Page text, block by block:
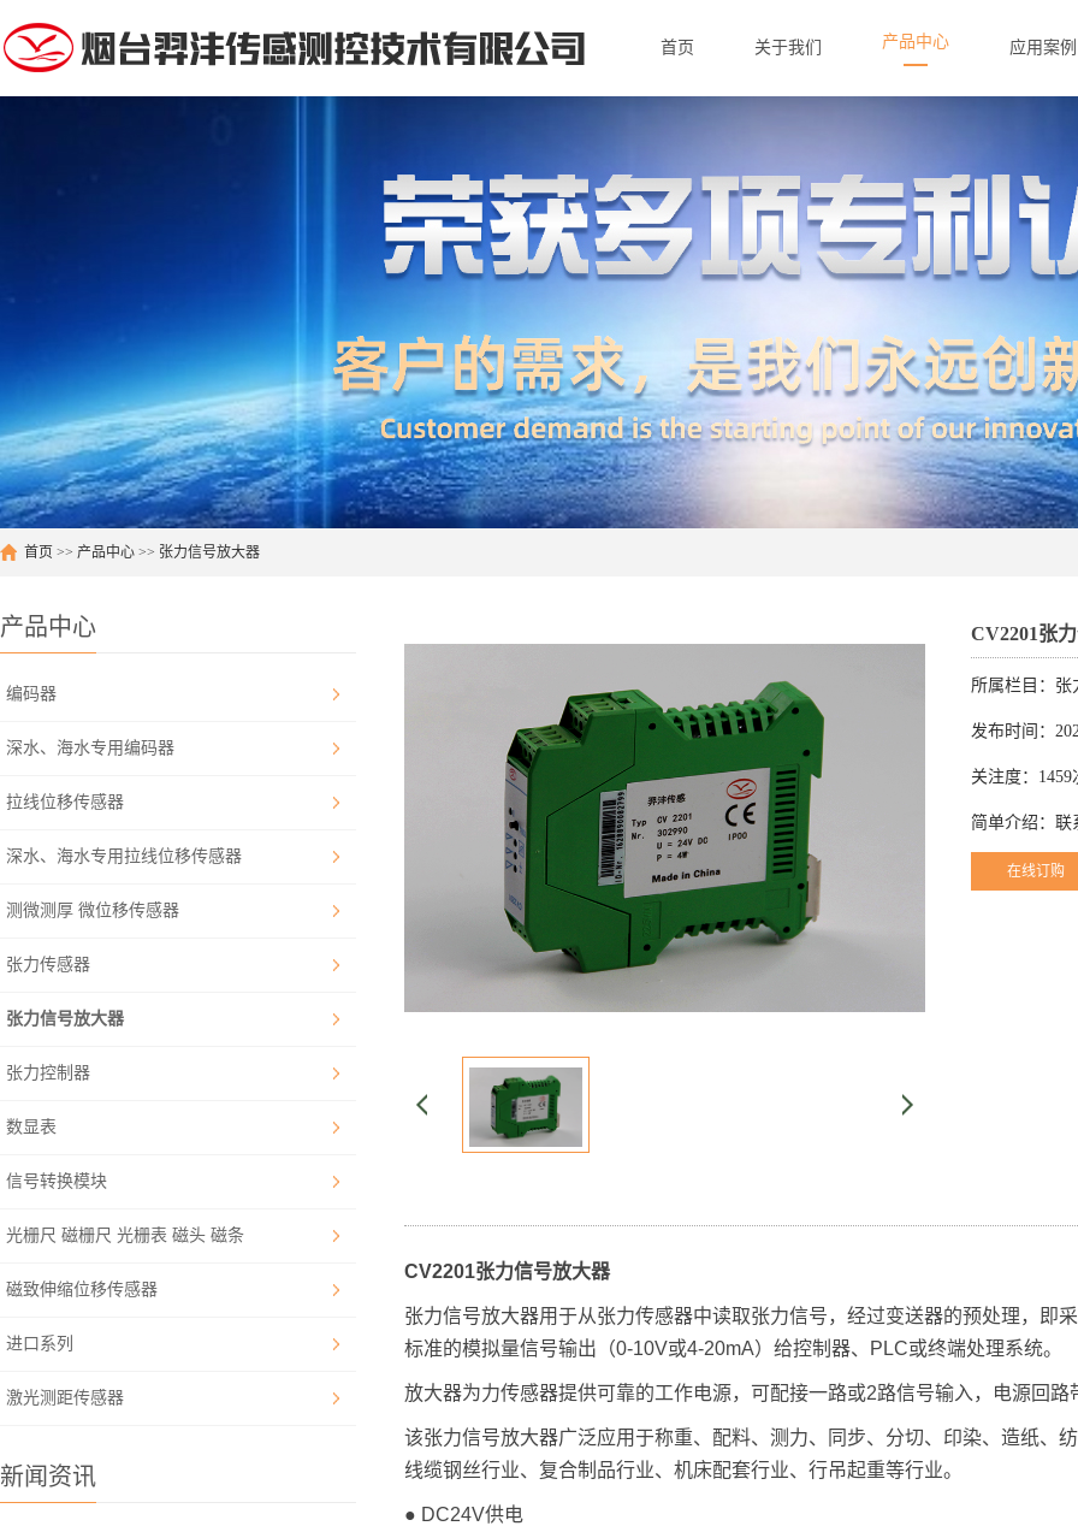
首页 关于我们 产品中心 应用案例
首页 >> 产品中心 >> 张力信号放大器
产品中心
编码器
深水、海水专用编码器
拉线位移传感器
深水、海水专用拉线位移传感器
测微测厚 微位移传感器
张力传感器
张力信号放大器
张力控制器
数显表
信号转换模块
光栅尺 磁栅尺 光栅表 磁头 磁条
磁致伸缩位移传感器
进口系列
激光测距传感器
新闻资讯
CV2201张
所属栏目：张
发布时间：
关注度：1459
简单介绍：联
在线订购
CV2201张力信号放大器
张力信号放大器用于从张力传感器中读取张力信号，经过变送器的预处理，即
标准的模拟量信号输出（0-10V或4-20mA）给控制器、PLC或终端处理系统。
放大器为力传感器提供可靠的工作电源，可配接一路或2路信号输入，电源回
该张力信号放大器广泛应用于称重、配料、测力、同步、分切、印染、造纸、
线缆钢丝行业、复合制品行业、机床配套行业、行吊起重等行业。
● DC24V供电